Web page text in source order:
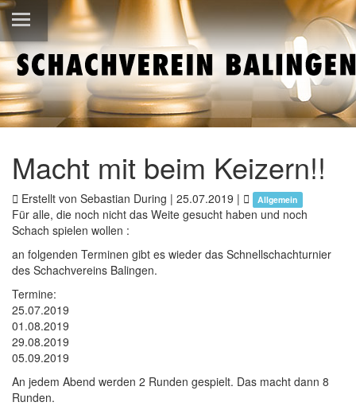
Macht mit beim Keizern!!
Erstellt von Sebastian During | 25.07.2019 | Allgemein
Für alle, die noch nicht das Weite gesucht haben und noch
Schach spielen wollen :
an folgenden Terminen gibt es wieder das Schnellschachturnier
des Schachvereins Balingen.
Termine:
25.07.2019
01.08.2019
29.08.2019
05.09.2019
An jedem Abend werden 2 Runden gespielt. Das macht dann 8
Runden.